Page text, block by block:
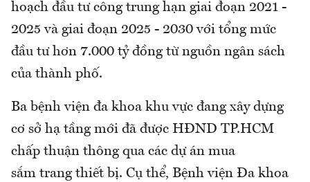
hoạch đầu tư công trung hạn giai đoạn 2021 -
2025 và giai đoạn 2025 - 2030 với tổng mức
đầu tư hơn 7.000 tỷ đồng từ nguồn ngân sách
của thành phố.
Ba bệnh viện đa khoa khu vực đang xây dựng
cơ sở hạ tầng mới đã được HĐND TP.HCM
chấp thuận thông qua các dự án mua
sắm trang thiết bị. Cụ thể, Bệnh viện Đa khoa